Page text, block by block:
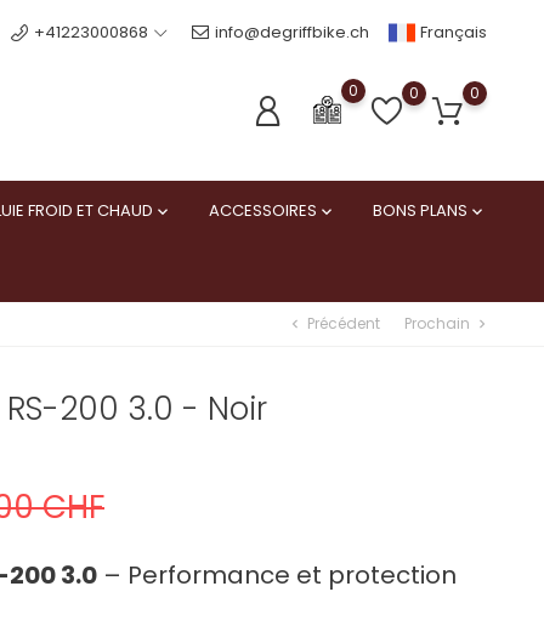
+41223000868 info@degriffbike.ch Français
0 0 0
FROID ET CHAUD  ACCESSOIRES  BONS PLANS 
chevron_left Précédent Prochain chevron_right
200 3.0 - Noir
CHF
3.0 – Performance et protection